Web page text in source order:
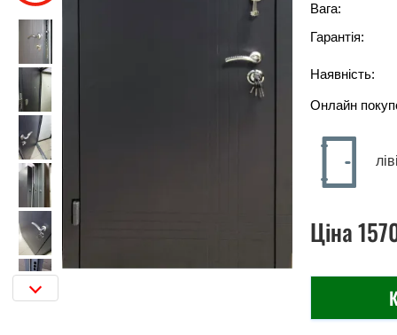
Вага:
Гарантія:
Наявність:
Онлайн
Ціна